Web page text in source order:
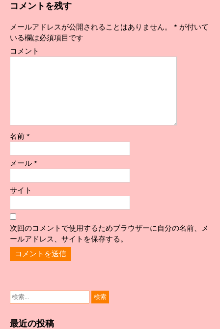
コメントを残す
メールアドレスが公開されることはありません。 * が付いて
いる欄は必須項目です
コメント
名前 *
メール *
サイト
次回のコメントで使用するためブラウザーに自分の名前、メ
ールアドレス、サイトを保存する。
最近の投稿